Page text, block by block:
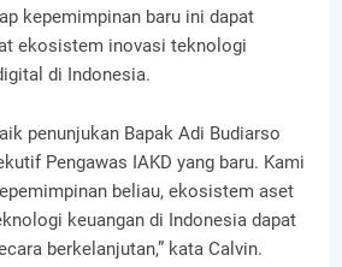
kepemimpinan baru ini dapat
ekosistem inovasi teknologi
di Indonesia.
penunjukan Bapak Adi Budiarso
Pengawas IAKD yang baru. Kami
beliau, ekosistem aset
keuangan di Indonesia dapat
berkelanjutan,” kata Calvin.